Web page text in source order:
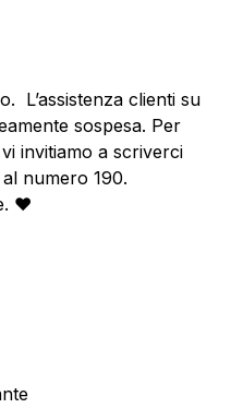
L’assistenza clienti su
sospesa. Per
invitiamo a scriverci
al numero 190.
❤️